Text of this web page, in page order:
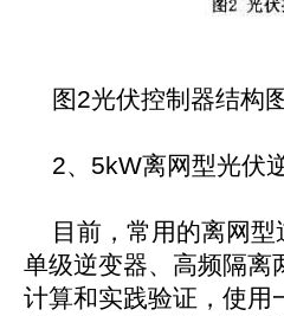
图2光伏控制器结构
2、5kW离网型光伏
目前，常用的离网型
单级逆变器、高频隔离
计算和实践验证，使用